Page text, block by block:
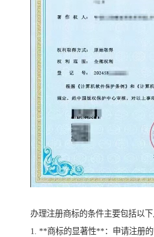
办理注册商标的条件主要包括以下
1. **商标的显著性**：申请注册